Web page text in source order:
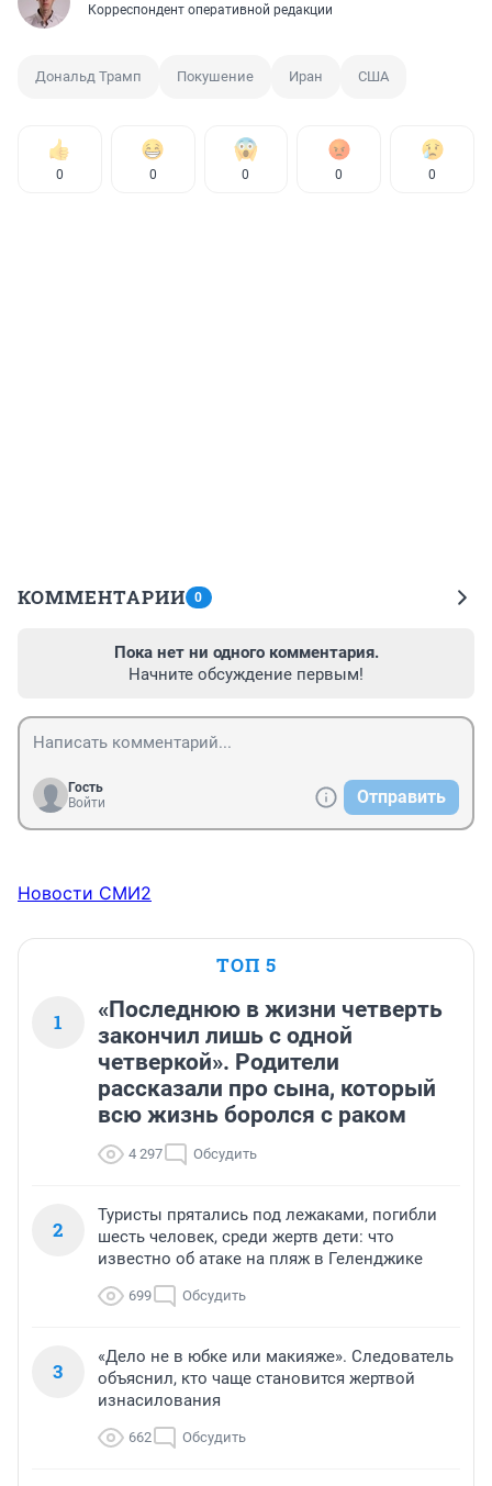
Корреспондент оперативной редакции
Дональд Трамп Покушение Иран США
0 0 0 0 0
КОММЕНТАРИИ 0
Пока нет ни одного комментария.
Начните обсуждение первым!
Гость
Войти
Отправить
Новости СМИ2
ТОП 5
1
«Последнюю в жизни четверть
закончил лишь с одной
четверкой». Родители
рассказали про сына, который
всю жизнь боролся с раком
4 297 Обсудить
2
Туристы прятались под лежаками, погибли
шесть человек, среди жертв дети: что
известно об атаке на пляж в Геленджике
699 Обсудить
3
«Дело не в юбке или макияже». Следователь
объяснил, кто чаще становится жертвой
изнасилования
662 Обсудить